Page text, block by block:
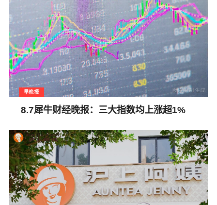
早晚报
8.7犀牛财经晚报：三大指数均上涨超1%